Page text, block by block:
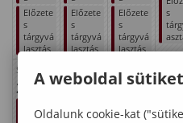
Előzete
s
tárgyvá
lasztás
Előzete
s
tárgyvá
lasztás
Előzete
s
tárgyvá
lasztás
s
Szabolcs
28
andusz
Márta
29
andusz
Judit
30
andusz
Oszkár
31
A weboldal
Oldalunk cookie-kat